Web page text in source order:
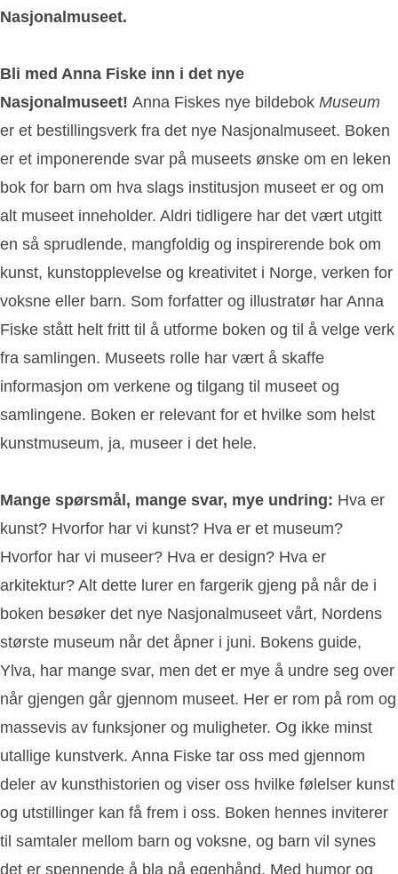
Nasjonalmuseet.
Bli med Anna Fiske inn i det nye
Nasjonalmuseet! Anna Fiskes nye bildebok Museum
er et bestillingsverk fra det nye Nasjonalmuseet. Boken
er et imponerende svar på museets ønske om en leken
bok for barn om hva slags institusjon museet er og om
alt museet inneholder. Aldri tidligere har det vært utgitt
en så sprudlende, mangfoldig og inspirerende bok om
kunst, kunstopplevelse og kreativitet i Norge, verken for
voksne eller barn. Som forfatter og illustratør har Anna
Fiske stått helt fritt til å utforme boken og til å velge verk
fra samlingen. Museets rolle har vært å skaffe
informasjon om verkene og tilgang til museet og
samlingene. Boken er relevant for et hvilke som helst
kunstmuseum, ja, museer i det hele.
Mange spørsmål, mange svar, mye undring: Hva er
kunst? Hvorfor har vi kunst? Hva er et museum?
Hvorfor har vi museer? Hva er design? Hva er
arkitektur? Alt dette lurer en fargerik gjeng på når de i
boken besøker det nye Nasjonalmuseet vårt, Nordens
største museum når det åpner i juni. Bokens guide,
Ylva, har mange svar, men det er mye å undre seg over
når gjengen går gjennom museet. Her er rom på rom og
massevis av funksjoner og muligheter. Og ikke minst
utallige kunstverk. Anna Fiske tar oss med gjennom
deler av kunsthistorien og viser oss hvilke følelser kunst
og utstillinger kan få frem i oss. Boken hennes inviterer
til samtaler mellom barn og voksne, og barn vil synes
det er spennende å bla på egenhånd. Med humor og